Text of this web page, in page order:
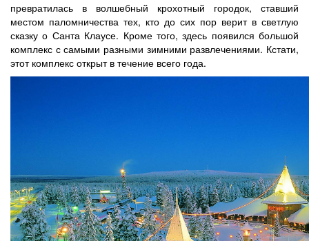
превратилась в волшебный крохотный городок, ставший
местом паломничества тех, кто до сих пор верит в светлую
сказку о Санта Клаусе. Кроме того, здесь появился большой
комплекс с самыми разными зимними развлечениями. Кстати,
этот комплекс открыт в течение всего года.